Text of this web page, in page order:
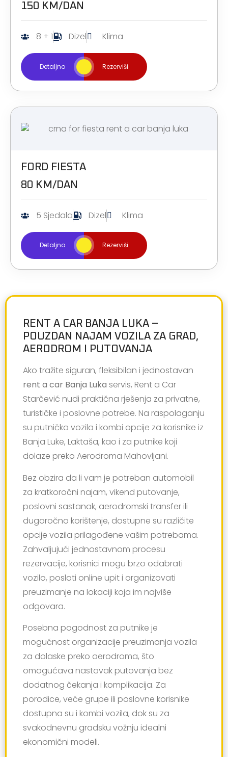
150 KM/DAN
8 + 1 Dizel Klima
Detaljno Rezerviši
FORD FIESTA
80 KM/DAN
5 Sjedala Dizel Klima
Detaljno Rezerviši
RENT A CAR BANJA LUKA –
POUZDAN NAJAM VOZILA ZA GRAD,
AERODROM I PUTOVANJA
Ako tražite siguran, fleksibilan i jednostavan
rent a car Banja Luka servis, Rent a Car
Starčević nudi praktična rješenja za privatne,
turističke i poslovne potrebe. Na raspolaganju
su putnička vozila i kombi opcije za korisnike iz
Banja Luke, Laktaša, kao i za putnike koji
dolaze preko Aerodroma Mahovljani.
Bez obzira da li vam je potreban automobil
za kratkoročni najam, vikend putovanje,
poslovni sastanak, aerodromski transfer ili
dugoročno korištenje, dostupne su različite
opcije vozila prilagođene vašim potrebama.
Zahvaljujući jednostavnom procesu
rezervacije, korisnici mogu brzo odabrati
vozilo, poslati online upit i organizovati
preuzimanje na lokaciji koja im najviše
odgovara.
Posebna pogodnost za putnike je
mogućnost organizacije preuzimanja vozila
za dolaske preko aerodroma, što
omogućava nastavak putovanja bez
dodatnog čekanja i komplikacija. Za
porodice, veće grupe ili poslovne korisnike
dostupna su i kombi vozila, dok su za
svakodnevnu gradsku vožnju idealni
ekonomični modeli.